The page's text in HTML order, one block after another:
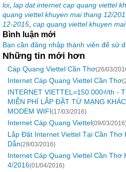
loi, lap dat internet cap quang viettel
quang viettel khuyen mai thang 12/
12-2015 cap quang viettel khuyen
Bình luận mới
Bạn cần đăng nhập thành viên để sử
Những tin mới hơn
Cáp Quang Viettel Cần Thơ(26/03/
Internet Cáp Quang Viettel Cần Thơ
INTERNET VIETTEL=150.000₫/th -
MIỄN PHÍ LẮP ĐẶT TỪ MẠNG
MODEM WIFI(17/03/2016)
Internet Cáp Quang Viettel(09/03/
Lắp Đặt Internet Viettel Tại Cần Thơ
Dẫn(28/03/2016)
Internet Cáp Quang Viettel Cần Thơ
4/2016(01/04/2016)